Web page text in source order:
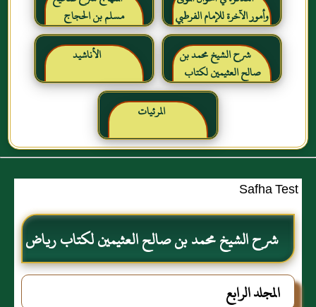
وأمور الآخرة للإمام الفرطبي
رحمه الله
مسلم بن الحجاج
شرح الشيخ محمد بن
صالح العثيمين لكتاب
رياض الصالحين للإمام
النووي رحمهم الله تعالى
الأناشيد
المرئيات
Safha Test
شرح الشيخ محمد بن صالح العثيمين لكتاب رياض
الصالحين للإمام النووي رحمهم الله تعالى
المجلد الرابع